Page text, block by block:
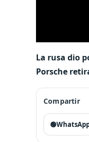
La rusa dio
Porsche
Compartir
🟢